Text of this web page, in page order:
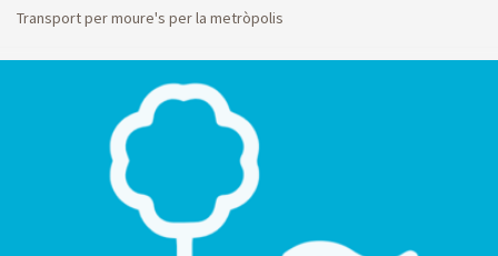
Transport per moure's per la metròpolis